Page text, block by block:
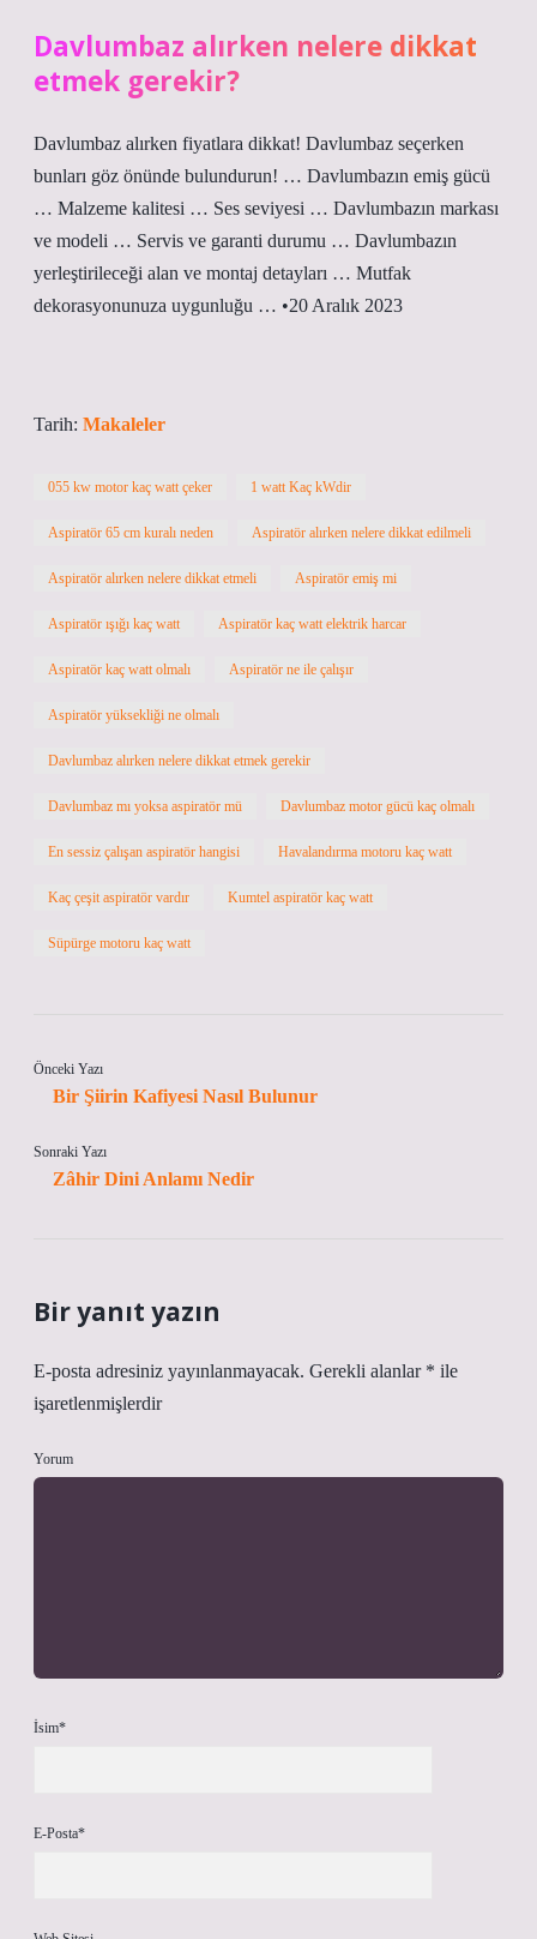
Davlumbaz alırken nelere dikkat
etmek gerekir?
Davlumbaz alırken fiyatlara dikkat! Davlumbaz seçerken
bunları göz önünde bulundurun! … Davlumbazın emiş gücü
… Malzeme kalitesi … Ses seviyesi … Davlumbazın markası
ve modeli … Servis ve garanti durumu … Davlumbazın
yerleştirileceği alan ve montaj detayları … Mutfak
dekorasyonunuza uygunluğu … •20 Aralık 2023
Tarih: Makaleler
055 kw motor kaç watt çeker 1 watt Kaç kWdir
Aspiratör 65 cm kuralı neden Aspiratör alırken nelere dikkat edilmeli
Aspiratör alırken nelere dikkat etmeli Aspiratör emiş mi
Aspiratör ışığı kaç watt Aspiratör kaç watt elektrik harcar
Aspiratör kaç watt olmalı Aspiratör ne ile çalışır
Aspiratör yüksekliği ne olmalı
Davlumbaz alırken nelere dikkat etmek gerekir
Davlumbaz mı yoksa aspiratör mü Davlumbaz motor gücü kaç olmalı
En sessiz çalışan aspiratör hangisi Havalandırma motoru kaç watt
Kaç çeşit aspiratör vardır Kumtel aspiratör kaç watt
Süpürge motoru kaç watt
Önceki Yazı
Bir Şiirin Kafiyesi Nasıl Bulunur
Sonraki Yazı
Zâhir Dini Anlamı Nedir
Bir yanıt yazın
E-posta adresiniz yayınlanmayacak. Gerekli alanlar * ile
işaretlenmişlerdir
Yorum
İsim*
E-Posta*